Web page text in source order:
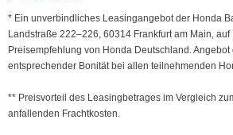
* Ein unverbindliches Leasingangebot der Honda
Landstraße 222–226, 60314 Frankfurt am Main,
Preisempfehlung von Honda Deutschland.
entsprechender Bonität bei allen teilnehmenden
** Preisvorteil des Leasingbetrages im Vergleich
anfallenden Frachtkosten.